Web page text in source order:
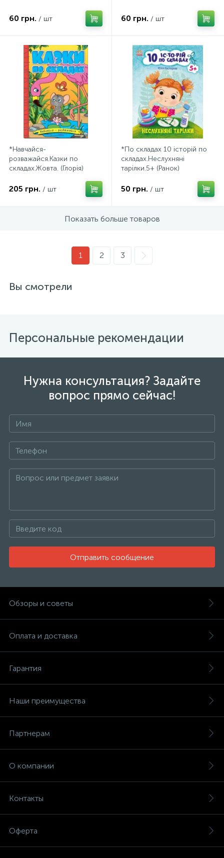
60 грн. / шт 60 грн. / шт
*Навчайся-
розважайся.Казки по
складах.Жовта. (Глорія)
205 грн. / шт
*По складах 10 історій по
складах.Неслухняні
тарілки.5+ (Ранок)
50 грн. / шт
Показать больше товаров
1 2 3
Вы смотрели
Персональные рекомендации
Нужна консультация? Задайте
вопрос прямо сейчас!
Отправить сообщение
Обзоры и советы
Оплата и доставка
Гарантия
Наши преимущества
Партнерам
О компании
Контакты
Оферта